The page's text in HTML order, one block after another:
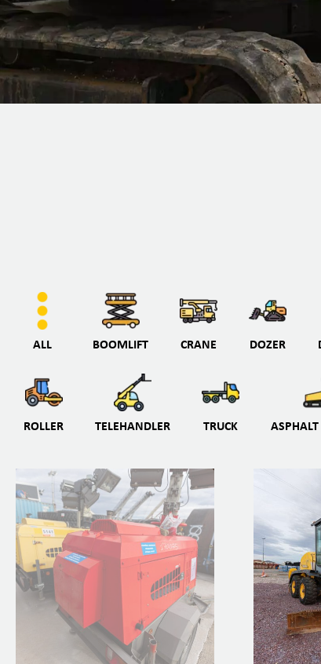
ALL BOOMLIFT CRANE DOZER
ROLLER TELEHANDLER TRUCK